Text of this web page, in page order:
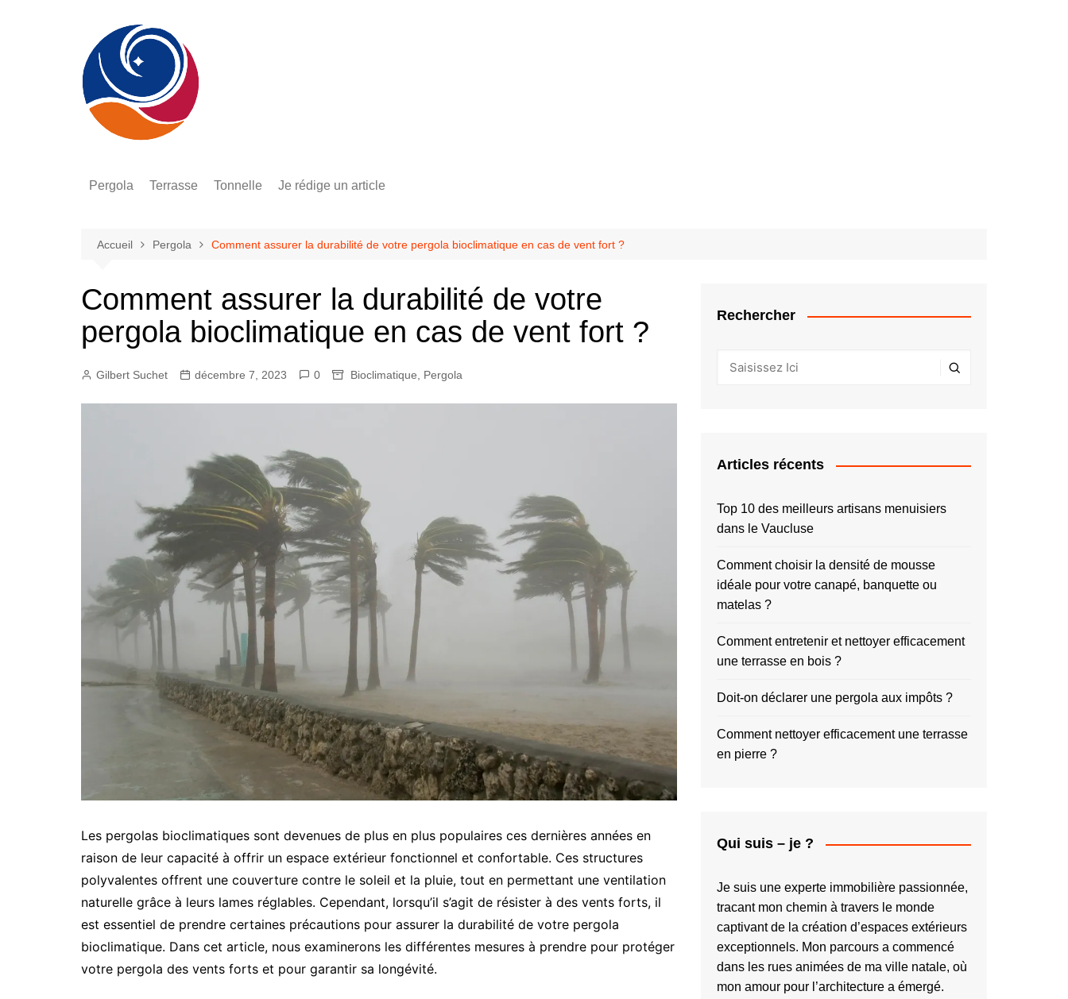
Pergola
Bioclimatique
Adossée
Toile
Rideau
Terrasse
Plot
Lame
Extérieur
Tonnelle
Pliant
Toile
4×3
Fer
Aluminium
Je rédige un article
Accueil Pergola Comment assurer la durabilité de votre pergola bioclimatique en cas de vent fort ?
Comment assurer la durabilité de votre
pergola bioclimatique en cas de vent fort ?
Gilbert Suchet décembre 7, 2023 0 Bioclimatique Pergola
Les pergolas bioclimatiques sont devenues de plus en plus populaires ces dernières années en
raison de leur capacité à offrir un espace extérieur fonctionnel et confortable. Ces structures
polyvalentes offrent une couverture contre le soleil et la pluie, tout en permettant une ventilation
naturelle grâce à leurs lames réglables. Cependant, lorsqu’il s’agit de résister à des vents forts, il
est essentiel de prendre certaines précautions pour assurer la durabilité de votre pergola
bioclimatique. Dans cet article, nous examinerons les différentes mesures à prendre pour protéger
votre pergola des vents forts et pour garantir sa longévité.
Rechercher
Articles récents
Top 10 des meilleurs artisans menuisiers
dans le Vaucluse
Comment choisir la densité de mousse
idéale pour votre canapé, banquette ou
matelas ?
Comment entretenir et nettoyer efficacement
une terrasse en bois ?
Doit-on déclarer une pergola aux impôts ?
Comment nettoyer efficacement une terrasse
en pierre ?
Qui suis – je ?
Je suis une experte immobilière passionnée,
tracant mon chemin à travers le monde
captivant de la création d’espaces extérieurs
exceptionnels. Mon parcours a commencé
dans les rues animées de ma ville natale, où
mon amour pour l’architecture a émergé.